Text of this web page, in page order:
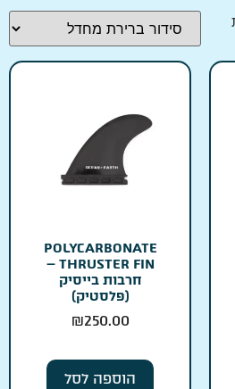
POLYCARBONATE
THRUSTER FIN –
חרבות בייסיק
(פלסטיק)
₪250.00
הוספה לסל